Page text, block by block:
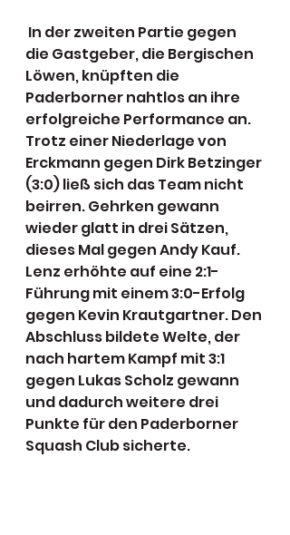
die Gastgeber, die Bergischen
Löwen, knüpften die
Paderborner nahtlos an ihre
erfolgreiche Performance an.
Trotz einer Niederlage von
Erckmann gegen Dirk Betzinger
(3:0) ließ sich das Team nicht
beirren. Gehrken gewann
wieder glatt in drei Sätzen,
dieses Mal gegen Andy Kauf.
Lenz erhöhte auf eine 2:1-
Führung mit einem 3:0-Erfolg
gegen Kevin Krautgartner. Den
Abschluss bildete Welte, der
nach hartem Kampf mit 3:1
gegen Lukas Scholz gewann
und dadurch weitere drei
Punkte für den Paderborner
Squash Club sicherte.